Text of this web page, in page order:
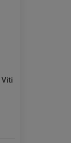
Viti